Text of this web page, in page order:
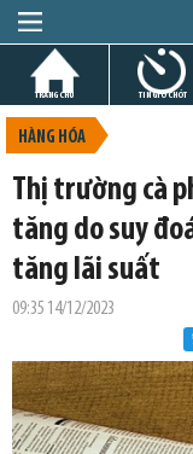
TRANG CHỦ TIN GIỜ CHÓT
HÀNG HÓA
Thị trường cà
tăng do suy
tăng lãi suất
09:35 14/12/2023